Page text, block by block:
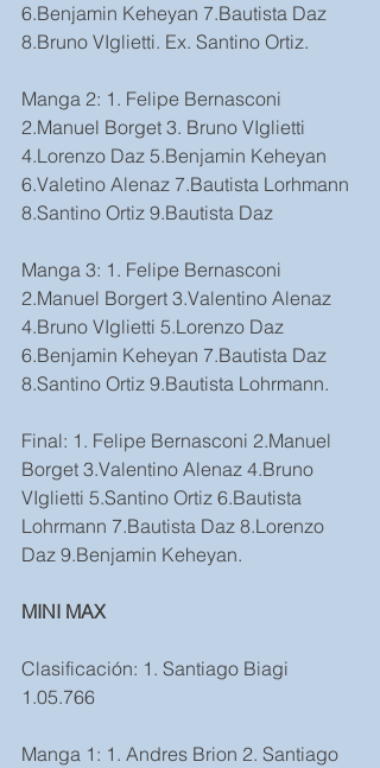
6.Benjamin Keheyan 7.Bautista Daz
8.Bruno VIglietti. Ex. Santino Ortiz.
Manga 2: 1. Felipe Bernasconi
2.Manuel Borget 3. Bruno VIglietti
4.Lorenzo Daz 5.Benjamin Keheyan
6.Valetino Alenaz 7.Bautista Lorhmann
8.Santino Ortiz 9.Bautista Daz
Manga 3: 1. Felipe Bernasconi
2.Manuel Borgert 3.Valentino Alenaz
4.Bruno VIglietti 5.Lorenzo Daz
6.Benjamin Keheyan 7.Bautista Daz
8.Santino Ortiz 9.Bautista Lohrmann.
Final: 1. Felipe Bernasconi 2.Manuel
Borget 3.Valentino Alenaz 4.Bruno
VIglietti 5.Santino Ortiz 6.Bautista
Lohrmann 7.Bautista Daz 8.Lorenzo
Daz 9.Benjamin Keheyan.
MINI MAX
Clasificación: 1. Santiago Biagi
1.05.766
Manga 1: 1. Andres Brion 2. Santiago